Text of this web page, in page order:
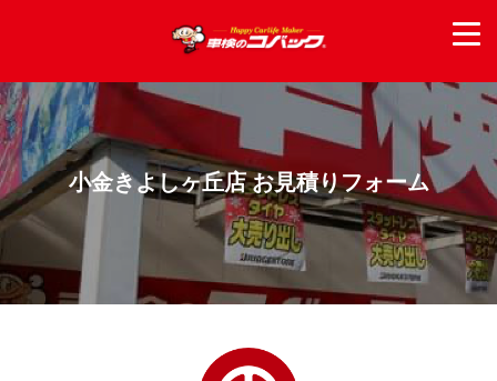
小金きよしヶ丘店 お見積りフォーム